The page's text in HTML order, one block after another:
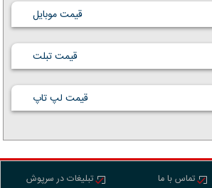
قیمت موبایل
قیمت تبلت
قیمت لپ تاپ
تماس با ما تبلیغات در سرپوش